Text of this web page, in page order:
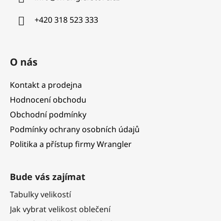
+420 318 523 333
O nás
Kontakt a prodejna
Hodnocení obchodu
Obchodní podmínky
Podmínky ochrany osobních údajů
Politika a přístup firmy Wrangler
Bude vás zajímat
Tabulky velikostí
Jak vybrat velikost oblečení